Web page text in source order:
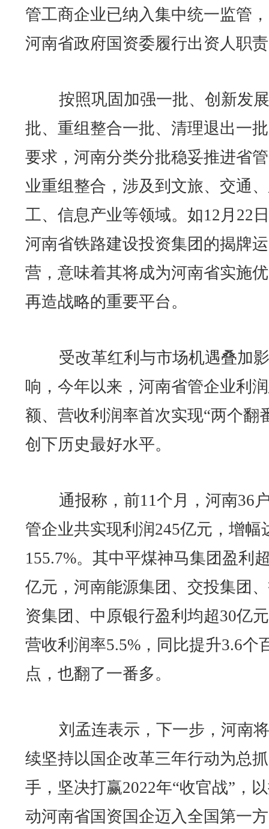
管工商企业已纳入集中统一监管
河南省政府国资委履行出资人职
按照巩固加强一批、创新发
批、重组整合一批、清理退出一
要求，河南分类分批稳妥推进省
业重组整合，涉及到文旅、交通
工、信息产业等领域。如12月22
河南省铁路建设投资集团的揭牌运
营，意味着其将成为河南省实施
再造战略的重要平台。
受改革红利与市场机遇叠加影
响，今年以来，河南省管企业利
额、营收利润率首次实现“两个翻
创下历史最好水平。
通报称，前11个月，河南36
管企业共实现利润245亿元，增幅
155.7%。其中平煤神马集团盈利
亿元，河南能源集团、交投集团
资集团、中原银行盈利均超30亿
营收利润率5.5%，同比提升3.6个
点，也翻了一番多。
刘孟连表示，下一步，河南
续坚持以国企改革三年行动为总抓
手，坚决打赢2022年“收官战”，
动河南省国资国企迈入全国第一方